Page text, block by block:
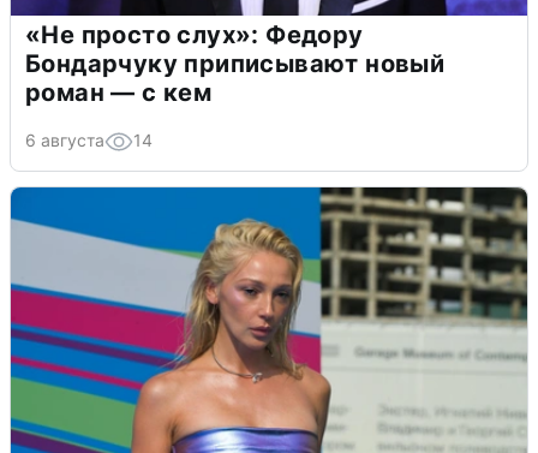
«Не просто слух»: Федору
Бондарчуку приписывают новый
роман — с кем
6 августа 14